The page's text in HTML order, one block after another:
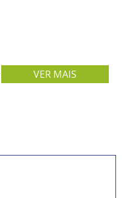
VER MAIS